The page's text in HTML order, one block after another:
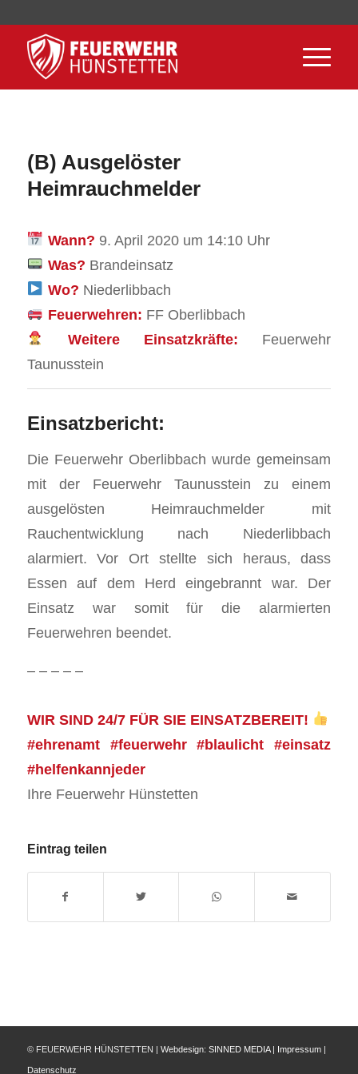
(B) Ausgelöster
Heimrauchmelder
Wann? 9. April 2020 um 14:10 Uhr
Was? Brandeinsatz
Wo? Niederlibbach
Feuerwehren: FF Oberlibbach
Weitere Einsatzkräfte: Feuerwehr
Taunusstein
Einsatzbericht:
Die Feuerwehr Oberlibbach wurde gemeinsam
mit der Feuerwehr Taunusstein zu einem
ausgelösten Heimrauchmelder mit
Rauchentwicklung nach Niederlibbach
alarmiert. Vor Ort stellte sich heraus, dass
Essen auf dem Herd eingebrannt war. Der
Einsatz war somit für die alarmierten
Feuerwehren beendet.
– – – – –
WIR SIND 24/7 FÜR SIE EINSATZBEREIT!
#ehrenamt #feuerwehr #blaulicht #einsatz
#helfenkannjeder
Ihre Feuerwehr Hünstetten
Eintrag teilen
© FEUERWEHR HÜNSTETTEN | Webdesign: SINNED MEDIA| Impressum|
Datenschutz